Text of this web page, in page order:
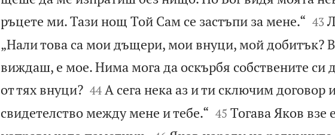
ръцете ми. Тази нощ Той Сам се застъпи за мене.“
43
„Нали това са мои дъщери, мои внуци, мой добитък?
виждаш, е мое. Нима мога да оскърбя собствените си
от тях внуци?
44 А сега нека аз и ти сключим договор
свидетелство между мене и тебе.“
45 Тогава Яков взе